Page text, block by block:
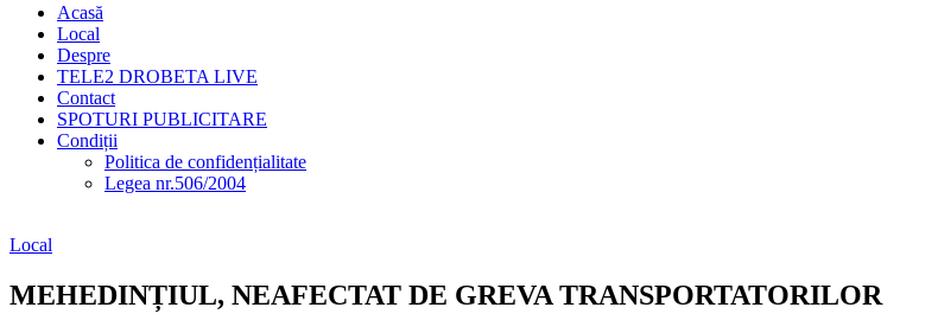
Acasă
Local
Despre
TELE2 DROBETA LIVE
Contact
SPOTURI PUBLICITARE
Condiții
Politica de confidențialitate
Legea nr.506/2004
Local
MEHEDINȚIUL, NEAFECTAT DE GREVA TRANSPORTATORILOR